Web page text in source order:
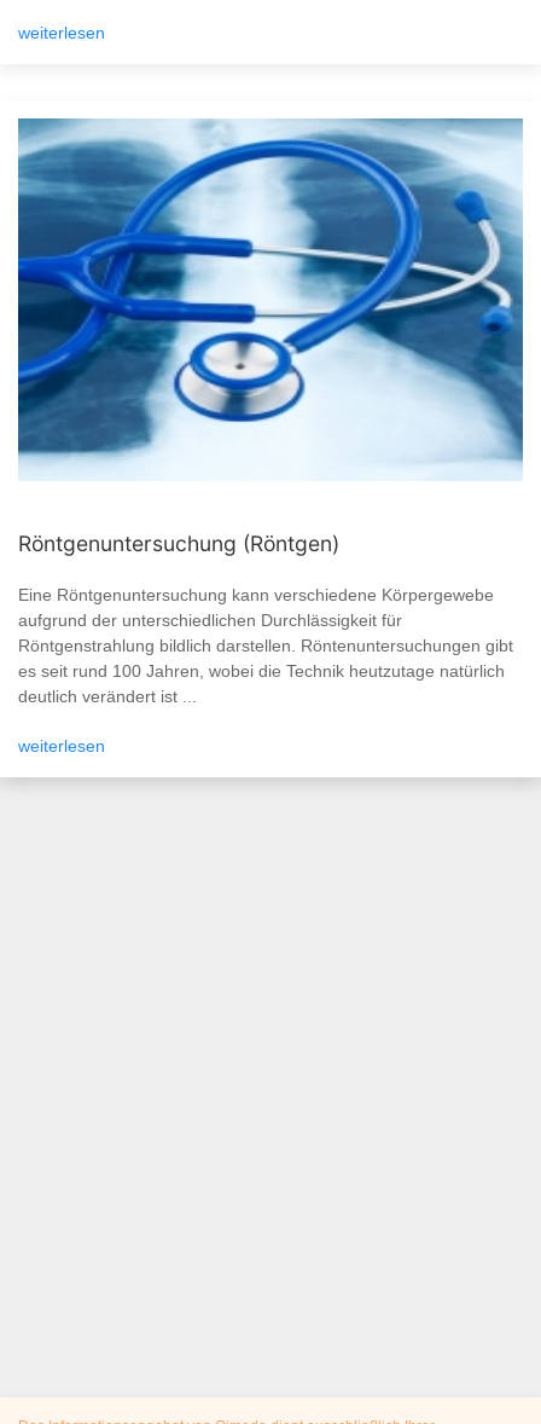
weiterlesen
Röntgenuntersuchung (Röntgen)
Eine Röntgenuntersuchung kann verschiedene Körpergewebe
aufgrund der unterschiedlichen Durchlässigkeit für
Röntgenstrahlung bildlich darstellen. Röntenuntersuchungen gibt
es seit rund 100 Jahren, wobei die Technik heutzutage natürlich
deutlich verändert ist ...
weiterlesen